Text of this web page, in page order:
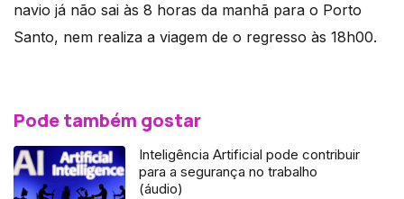
navio já não sai às 8 horas da manhã para o Porto
Santo, nem realiza a viagem de o regresso às 18h00.
Pode também gostar
Inteligência Artificial pode contribuir
para a segurança no trabalho
(áudio)